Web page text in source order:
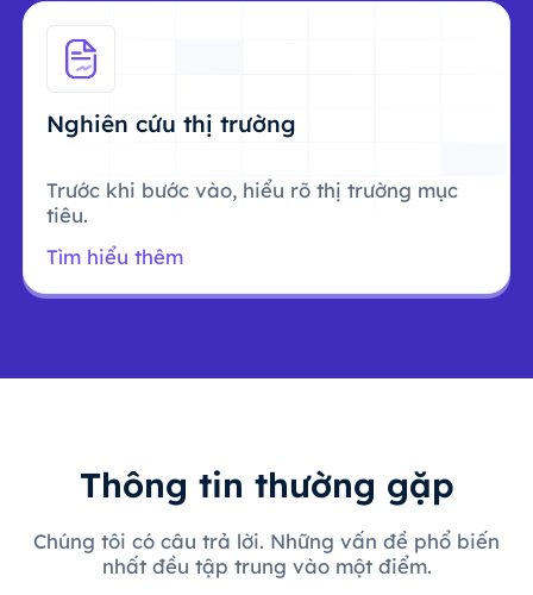
Nghiên cứu thị trường
Trước khi bước vào, hiểu rõ thị trường mục
tiêu.
Tìm hiểu thêm
Thông tin thường gặp
Chúng tôi có câu trả lời. Những vấn đề phổ biến
nhất đều tập trung vào một điểm.